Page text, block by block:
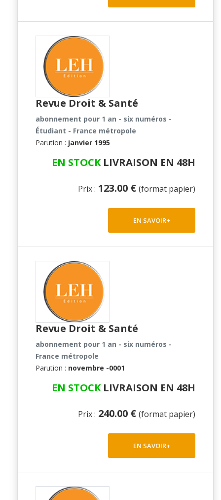
Revue Droit & Santé
abonnement pour 1 an - six numéros -
Étudiant - France métropole
Parution : janvier 1995
EN STOCKLIVRAISON EN 48H
Prix : 123.00 € (format papier)
EN SAVOIR+
Revue Droit & Santé
abonnement pour 1 an - six numéros -
France métropole
Parution : novembre -0001
EN STOCKLIVRAISON EN 48H
Prix : 240.00 € (format papier)
EN SAVOIR+